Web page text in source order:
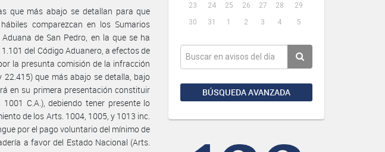
23
24 25 26 27 28
29
30
31 1 2 3 4 5
BÚSQUEDA AVANZADA
que más abajo se detallan para que
comparezcan en los Sumarios
de San Pedro, en la que se ha
del Código Aduanero, a efectos de
la presunta comisión de la infracción
que más abajo se detalla, bajo
en su primera presentación constituir
C.A.), debiendo tener presente lo
de los Arts. 1004, 1005, y 1013 inc.
por el pago voluntario del mínimo de
a favor del Estado Nacional (Arts.